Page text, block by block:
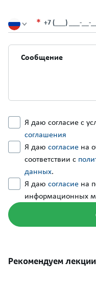
+7 (___) ___-__-__
Я даю согласие с
соглашения
Я даю согласие на
соответствии с
данных.
Я даю согласие на
информационных
Рекомендуем лекции